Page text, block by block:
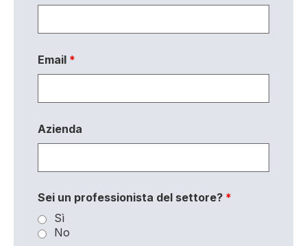
Email *
Azienda
Sei un professionista del settore? *
Sì
No